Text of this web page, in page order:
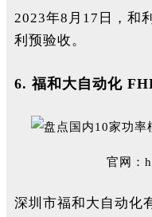
2023年8月17日，和
利预验收。
6. 福和大自动化
官网：
深圳市福和大自动化